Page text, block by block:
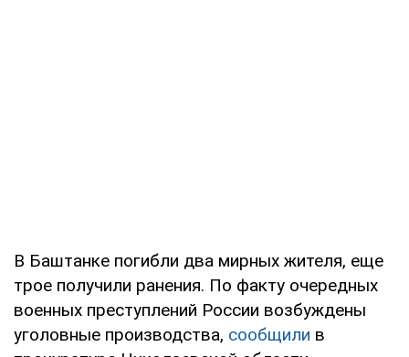
В Баштанке погибли два мирных жителя, еще
трое получили ранения. По факту очередных
военных преступлений России возбуждены
уголовные производства, сообщили в